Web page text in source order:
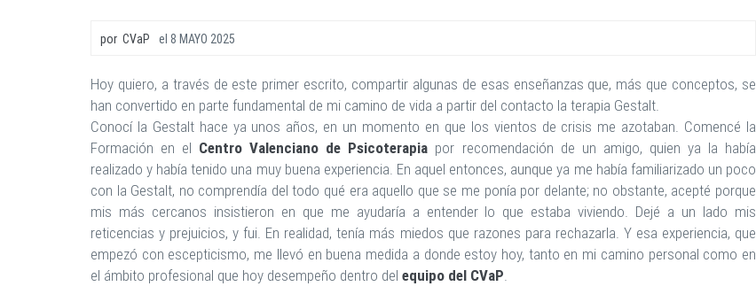
por CVaP el 8 MAYO 2025
Hoy quiero, a través de este primer escrito, compartir algunas de esas enseñanzas que, más que conceptos, se
han convertido en parte fundamental de mi camino de vida a partir del contacto la terapia Gestalt.
Conocí la Gestalt hace ya unos años, en un momento en que los vientos de crisis me azotaban. Comencé la
Formación en el Centro Valenciano de Psicoterapia por recomendación de un amigo, quien ya la había
realizado y había tenido una muy buena experiencia. En aquel entonces, aunque ya me había familiarizado un poco
con la Gestalt, no comprendía del todo qué era aquello que se me ponía por delante; no obstante, acepté porque
mis más cercanos insistieron en que me ayudaría a entender lo que estaba viviendo. Dejé a un lado mis
reticencias y prejuicios, y fui. En realidad, tenía más miedos que razones para rechazarla. Y esa experiencia, que
empezó con escepticismo, me llevó en buena medida a donde estoy hoy, tanto en mi camino personal como en
el ámbito profesional que hoy desempeño dentro del equipo del CVaP.